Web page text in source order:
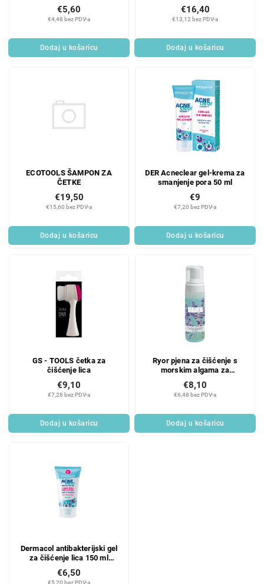
€4,48 bez PDV-a
€5,60
Dodaj u košaricu
€13,12 bez PDV-a
€16,40
Dodaj u košaricu
ECOTOOLS ŠAMPON ZA
ČETKE
€15,60 bez PDV-a
€19,50
Dodaj u košaricu
DER Acneclear gel-krema za
smanjenje pora 50 ml
€7,20 bez PDV-a
€9
Dodaj u košaricu
GS - TOOLS četka za
čišćenje lica
€7,28 bez PDV-a
€9,10
Dodaj u košaricu
Ryor pjena za čišćenje s
morskim algama za
€6,48 bez PDV-a
€8,10
Dodaj u košaricu
Dermacol antibakterijski gel
za čišćenje lica 150 ml
€5,20 bez PDV-a
€6,50